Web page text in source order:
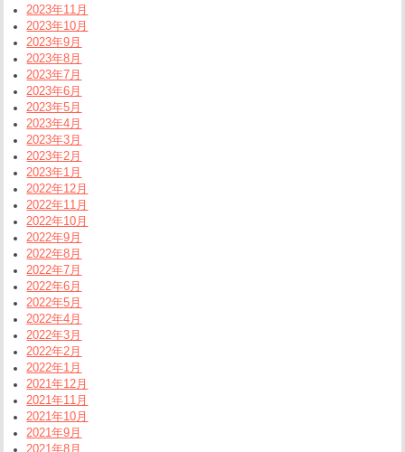
2023年11月
2023年10月
2023年9月
2023年8月
2023年7月
2023年6月
2023年5月
2023年4月
2023年3月
2023年2月
2023年1月
2022年12月
2022年11月
2022年10月
2022年9月
2022年8月
2022年7月
2022年6月
2022年5月
2022年4月
2022年3月
2022年2月
2022年1月
2021年12月
2021年11月
2021年10月
2021年9月
2021年8月